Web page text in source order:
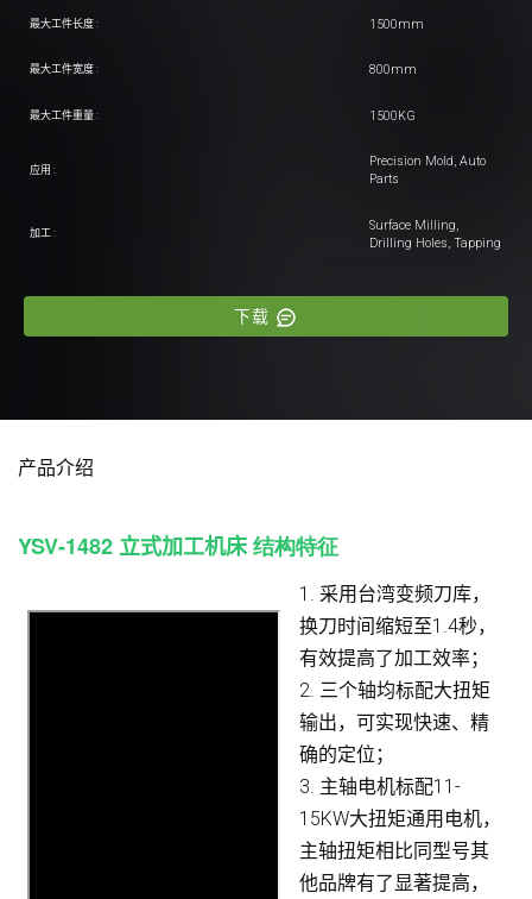
最大工件长度 : 1500mm
最大工件宽度 : 800mm
最大工件重量 : 1500KG
应用 :
Precision Mold, Auto
Parts
加工 :
Surface Milling,
Drilling Holes, Tapping
下载
产品介绍
YSV-1482 立式加工机床结构特征
1. 采用台湾变频刀库，
换刀时间缩短至1.4秒，
有效提高了加工效率；
2. 三个轴均标配大扭矩
输出，可实现快速、精
确的定位；
3. 主轴电机标配11-
15KW大扭矩通用电机，
主轴扭矩相比同型号其
他品牌有了显著提高，